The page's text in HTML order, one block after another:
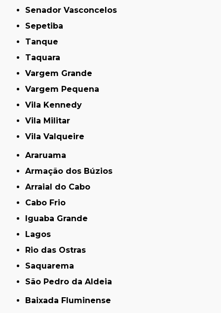
Senador Vasconcelos
Sepetiba
Tanque
Taquara
Vargem Grande
Vargem Pequena
Vila Kennedy
Vila Militar
Vila Valqueire
Araruama
Armação dos Búzios
Arraial do Cabo
Cabo Frio
Iguaba Grande
Lagos
Rio das Ostras
Saquarema
São Pedro da Aldeia
Baixada Fluminense